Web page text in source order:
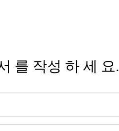
를 작성 하 세 요.